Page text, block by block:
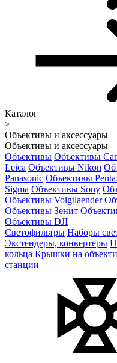
Каталог
>
Объективы и аксессуары
Объективы и аксессуары
Объективы Объективы
Leica Объективы Nikon
Panasonic Объективы
Sigma Объективы Sony
Объективы Voigtlaender
Объективы Зенит
Объективы DJI
Светофильтры Наборы
Экстендеры, конвертеры
кольца Крышки на
станции